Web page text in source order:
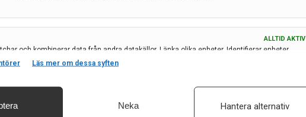
ALLTID AKTIV
och kombinerar data från andra datakällor, Länka olika enheter, Identifierar enheter
på information som överförs automatiskt.
ALLTID AKTIV
Läs mer om dessa syften
Neka Hantera alternativ
vardagen för personer med måttlig till svår
sjukgymnast och medicine doktor vid Örebro